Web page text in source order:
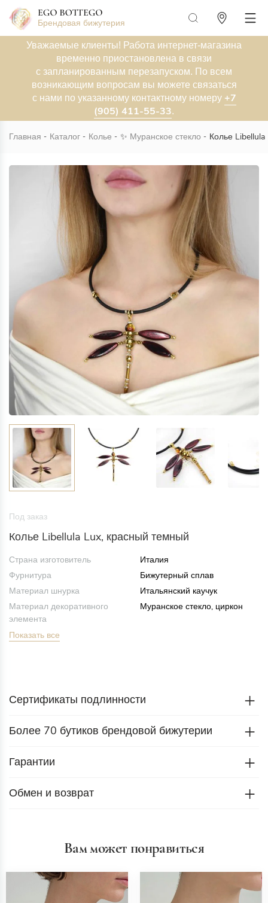
Брендовая бижутерия
Уважаемые клиенты! Работа интернет-магазина
временно приостановлена в связи
с запланированным перезапуском. По всем
возникающим вопросам вы можете связаться
с нами по указанному контактному номеру +7
(905) 411-55-33.
Главная Каталог Колье ✨ Муранское стекло Колье
Под заказ
Колье Libellula Lux, красный темный
Страна изготовитель
Италия
Фурнитура
Бижутерный сплав
Материал шнурка
Итальянский каучук
Материал декоративного
элемента
Муранское стекло, циркон
Показать все
Сертификаты подлинности
Более 70 бутиков брендовой бижутерии
Гарантии
Обмен и возврат
Вам может понравиться